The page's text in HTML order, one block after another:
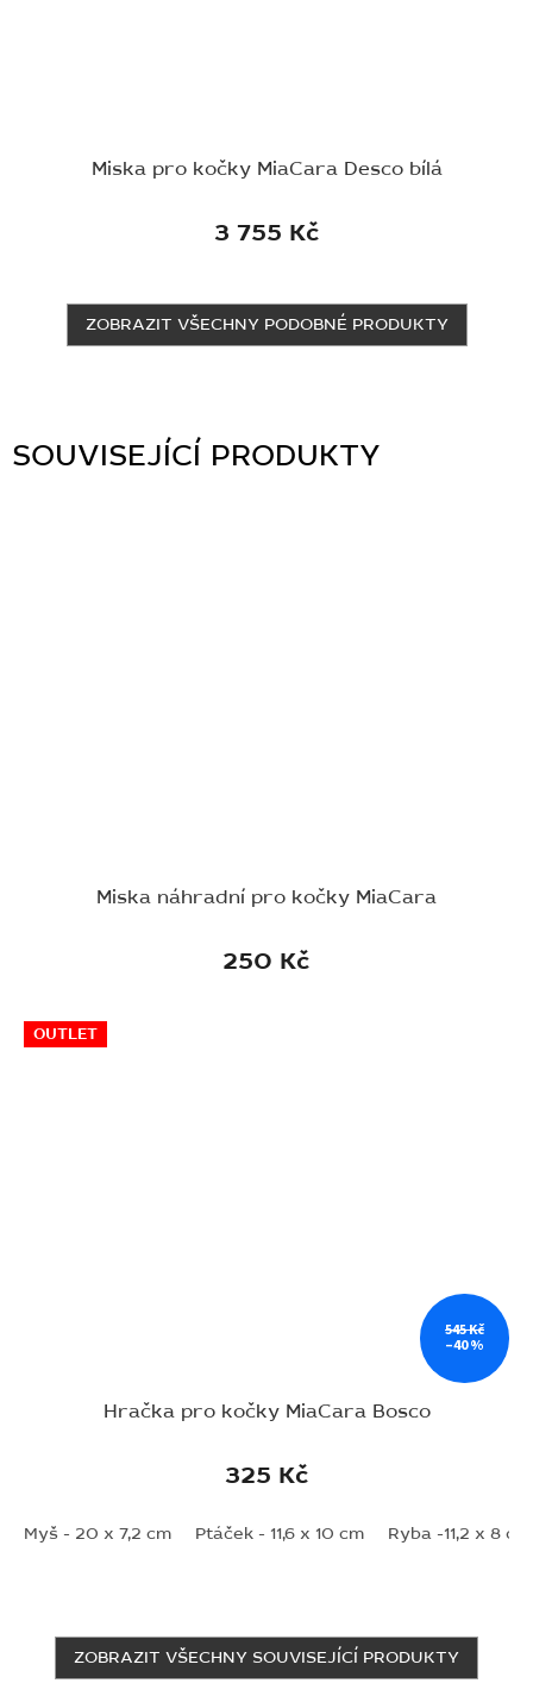
SOUVISEJÍCÍ PRODUKTY
Miska náhradní pro kočky MiaCara
250 Kč
OUTLET
545 Kč
–40 %
Hračka pro kočky MiaCara Bosco
325 Kč
Myš - 20 x 7,2 cm Ptáček - 11,6 x 10 cm Ryba -11,2 x 8 cm
ZOBRAZIT VŠECHNY SOUVISEJÍCÍ PRODUKTY
Miska pro kočky MiaCara Desco bílá
3 755 Kč
ZOBRAZIT VŠECHNY PODOBNÉ PRODUKTY